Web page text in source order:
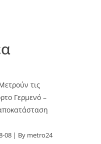
τις
Γερμενό –
08 By metro24